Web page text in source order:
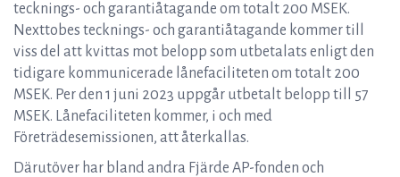
tecknings- och garantiåtagande om totalt 200 MSEK.
Nexttobes tecknings- och garantiåtagande kommer till
viss del att kvittas mot belopp som utbetalats enligt den
tidigare kommunicerade lånefaciliteten om totalt 200
MSEK. Per den 1 juni 2023 uppgår utbetalt belopp till 57
MSEK. Lånefaciliteten kommer, i och med
Företrädesemissionen, att återkallas.
Därutöver har bland andra Fjärde AP-fonden och